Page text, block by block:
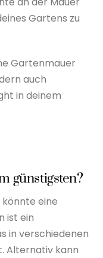
Gartens zu
Gartenmauer
auch
in deinem
günstigsten?
eine
ist ein
in verschiedenen
Alternativ kann